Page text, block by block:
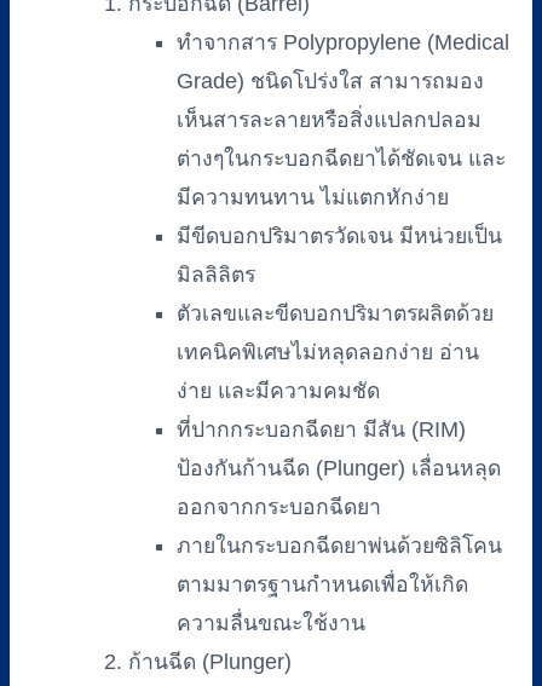
ทำจากสาร Polypropylene (Medical
Grade) ชนิดโปร่งใส สามารถมอง
เห็นสารละลายหรือสิ่งแปลกปลอม
ต่างๆในกระบอกฉีดยาได้ชัดเจน และ
มีความทนทาน ไม่แตกหักง่าย
มีขีดบอกปริมาตรวัดเจน มีหน่วยเป็น
มิลลิลิตร
ตัวเลขและขีดบอกปริมาตรผลิตด้วย
เทคนิคพิเศษไม่หลุดลอกง่าย อ่าน
ง่าย และมีความคมชัด
ที่ปากกระบอกฉีดยา มีสัน (RIM)
ป้องกันก้านฉีด (Plunger) เลื่อนหลุด
ออกจากกระบอกฉีดยา
ภายในกระบอกฉีดยาพ่นด้วยซิลิโคน
ตามมาตรฐานกำหนดเพื่อให้เกิด
ความลื่นขณะใช้งาน
ก้านฉีด (Plunger)